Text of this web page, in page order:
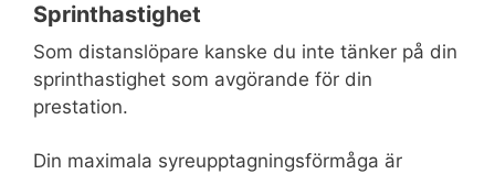
Sprinthastighet
Som distanslöpare kanske du inte tänker på din
sprinthastighet som avgörande för din
prestation.
Din maximala syreupptagningsförmåga är